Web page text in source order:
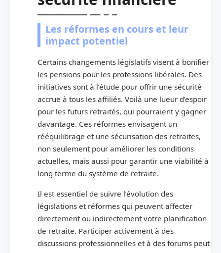
Les réformes en cours et leur
impact potentiel
Certains changements législatifs visent à bonifier
les pensions pour les professions libérales. Des
initiatives sont à l’étude pour offrir une sécurité
accrue à tous les affiliés. Voilà une lueur d’espoir
pour les futurs retraités, qui pourraient y gagner
davantage. Ces réformes envisagent un
rééquilibrage et une sécurisation des retraites,
non seulement pour améliorer les conditions
actuelles, mais aussi pour garantir une viabilité à
long terme du système de retraite.
Il est essentiel de suivre l’évolution des
législations et réformes qui peuvent affecter
directement ou indirectement votre planification
de retraite. Participer activement à des
discussions professionnelles et à des forums peut